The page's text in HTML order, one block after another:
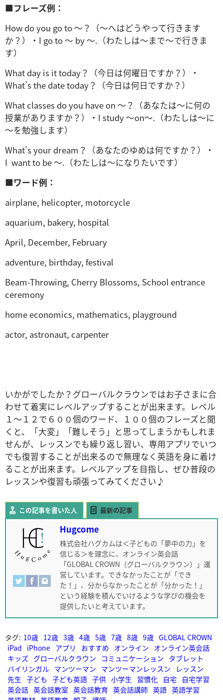
■フレーズ例：
How do you go to ～？（～へはどうやって行きます
か？）・I go to ～ by ～.（わたしは～まで～で行きま
す）
What day is it today？（今日は何曜日ですか？）・
What’s the date today？（今日は何日ですか？）
What classes do you have on ～？（あなたは～に何の
授業がありますか？）・I study ～on～.（わたしは～に
～を勉強します）
What’s your dream？（あなたのゆめは何ですか？）・
I want to be ～.（わたしは～になりたいです）
■ワード例：
airplane, helicopter, motorcycle
aquarium, bakery, hospital
April, December, February
adventure, birthday, festival
Beam-Throwing, Cherry Blossoms, School entrance
ceremony
home economics, mathematics, playground
actor, astronaut, carpenter
いかがでしたか？グローバルクラウンではお子さまに合
わせて着実にレベルアップすることが出来ます。レベル
１～１２で６００個のワード、１００個のフレーズと聞
くと、「大変」「難しそう」と思ってしまうかもしれま
せんが、レッスンでも繰り返し習い、専用アプリでいつ
でも復習することが出来るので無理なく英語を身に着け
ることが出来ます。レベルアップを目指し、ぜひ普段の
レッスンや復習も頑張ってみてください♪
この記事を書いた人 最新の記事
Hugcome
株式会社ハグカムは＜子どもの「夢中の力」を
信じる＞を理念に、オンライン英会話
「GLOBAL CROWN（グローバルクラウン）」運
営しています。できなかったことが「でき
た！」、分からなかったことが「分かった！」
という経験を積んでいけるような学びの機会を
提供したいと考えています。
タグ: 10歳 12歳 3歳 4歳 5歳 7歳 8歳 9歳 GLOBAL CROWN
iPad iPhone アプリ おすすめ オンライン オンライン英会話
キッズ グローバルクラウン コミュニケーション タブレット
バイリンガル マンツーマン マンツーマンレッスン
レッスン
先生 子ども 子ども英語 子供 小学生 習慣化 自宅
自宅学習
英会話 英会話教室 英会話教育 英会話講師 英語 英語学習